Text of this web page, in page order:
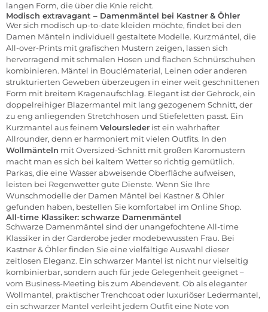
langen Form, die über die Knie reicht.
Modisch extravagant – Damenmäntel bei Kastner & Öhler
Wer sich modisch up-to-date kleiden möchte, findet bei den
Damen Mänteln individuell gestaltete Modelle. Kurzmäntel, die
All-over-Prints mit grafischen Mustern zeigen, lassen sich
hervorragend mit schmalen Hosen und flachen Schnürschuhen
kombinieren. Mäntel in Bouclématerial, Leinen oder anderen
strukturierten Geweben überzeugen in einer weit geschnittenen
Form mit breitem Kragenaufschlag. Elegant ist der Gehrock, ein
doppelreihiger Blazermantel mit lang gezogenem Schnitt, der
zu eng anliegenden Stretchhosen und Stiefeletten passt. Ein
Kurzmantel aus feinem Veloursleder ist ein wahrhafter
Allrounder, denn er harmoniert mit vielen Outfits. In den
Wollmänteln mit Oversized-Schnitt mit großen Karomustern
macht man es sich bei kaltem Wetter so richtig gemütlich.
Parkas, die eine Wasser abweisende Oberfläche aufweisen,
leisten bei Regenwetter gute Dienste. Wenn Sie Ihre
Wunschmodelle der Damen Mäntel bei Kastner & Öhler
gefunden haben, bestellen Sie komfortabel im Online Shop.
All-time Klassiker: schwarze Damenmäntel
Schwarze Damenmäntel sind der unangefochtene All-time
Klassiker in der Garderobe jeder modebewussten Frau. Bei
Kastner & Öhler finden Sie eine vielfältige Auswahl dieser
zeitlosen Eleganz. Ein schwarzer Mantel ist nicht nur vielseitig
kombinierbar, sondern auch für jede Gelegenheit geeignet –
vom Business-Meeting bis zum Abendevent. Ob als eleganter
Wollmantel, praktischer Trenchcoat oder luxuriöser Ledermantel,
ein schwarzer Mantel verleiht jedem Outfit eine Note von